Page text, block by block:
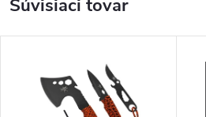
Súvisiaci tovar